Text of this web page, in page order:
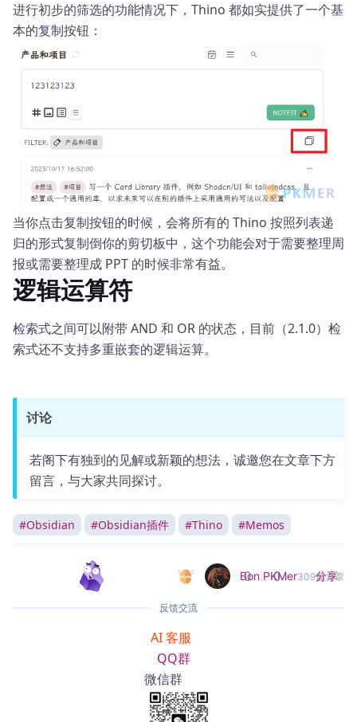
进行初步的筛选的功能情况下，Thino 都如实提供了一个基
本的复制按钮：
当你点击复制按钮的时候，会将所有的 Thino 按照列表递
归的形式复制倒你的剪切板中，这个功能会对于需要整理周
报或需要整理成 PPT 的时候非常有益。
逻辑运算符
检索式之间可以附带 AND 和 OR 的状态，目前（2.1.0）检
索式还不支持多重嵌套的逻辑运算。
讨论
若阁下有独到的见解或新颖的想法，诚邀您在文章下方
留言，与大家共同探讨。
#Obsidian #Obsidian插件 #Thino #Memos
Bon PKMer309篇文章
0 0 分享
反馈交流
AI 客服
QQ群
微信群